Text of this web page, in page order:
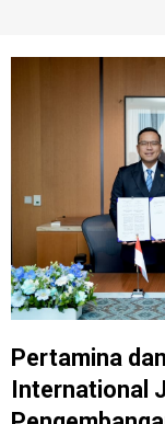
Pertamina
International